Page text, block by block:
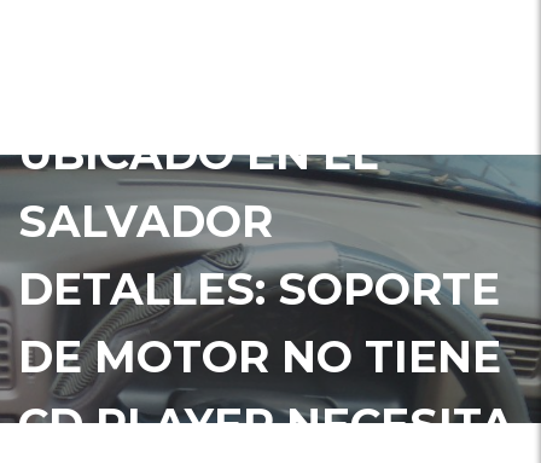
UBICADO EN EL
SALVADOR
DETALLES: SOPORTE
DE MOTOR NO TIENE
CD PLAYER NECESITA